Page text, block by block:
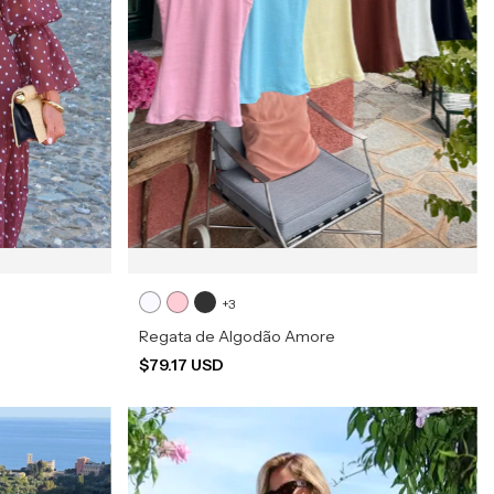
+3
Regata de Algodão Amore
$79.17 USD